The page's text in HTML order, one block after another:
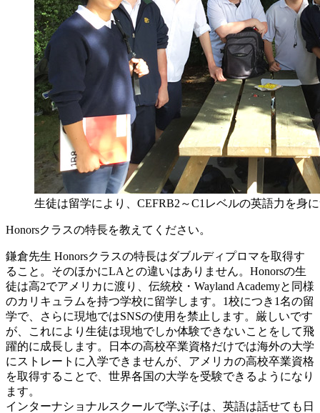
生徒は留学により、CEFRB2～C1レベルの英語力を身
Honorsクラスの特長を教えてください。
鎌倉先生 Honorsクラスの特長はダブルディプロマを取得す
ること。そのほかにLAとの違いはありません。Honorsの生
徒は高2でアメリカに渡り、伝統校・Wayland Academyと同様
のカリキュラムを持つ学校に留学します。1校につき1名の留
学で、さらに現地ではSNSの使用を禁止します。厳しいです
が、これにより生徒は現地でしか体験できないことをして飛
躍的に成長します。日本の高校卒業資格だけでは海外の大学
にストレートに入学できませんが、アメリカの高校卒業資格
を取得することで、世界各国の大学を受験できるようになり
ます。
インターナショナルスクールで学ぶ子は、英語は話せても日